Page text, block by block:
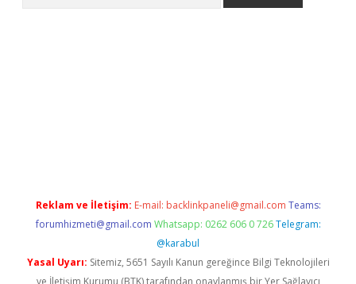
Reklam ve İletişim: E-mail: backlinkpaneli@gmail.com Teams:
forumhizmeti@gmail.com Whatsapp: 0262 606 0 726 Telegram:
@karabul
Yasal Uyarı: Sitemiz, 5651 Sayılı Kanun gereğince Bilgi Teknolojileri
ve İletişim Kurumu (BTK) tarafından onaylanmış bir Yer Sağlayıcı